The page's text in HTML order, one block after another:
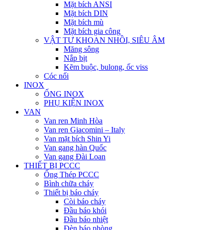
Mặt bích ANSI
Mặt bích DIN
Mặt bích mù
Mặt bích gia công
VẬT TƯ KHOAN NHỒI, SIÊU ÂM
Măng sông
Nắp bịt
Kẽm buộc, bulong, ốc viss
Cóc nối
INOX
ỐNG INOX
PHỤ KIỆN INOX
VAN
Van ren Minh Hòa
Van ren Giacomini – Italy
Van mặt bích Shin Yi
Van gang hàn Quốc
Van gang Đài Loan
THIẾT BỊ PCCC
Ống Thép PCCC
Bình chữa cháy
Thiết bị báo cháy
Còi báo cháy
Đầu báo khói
Đầu báo nhiệt
Đèn báo phòng